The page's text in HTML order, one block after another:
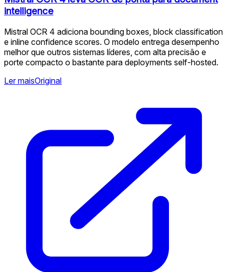
intelligence
Mistral OCR 4 adiciona bounding boxes, block classification
e inline confidence scores. O modelo entrega desempenho
melhor que outros sistemas líderes, com alta precisão e
porte compacto o bastante para deployments self-hosted.
Ler maisOriginal